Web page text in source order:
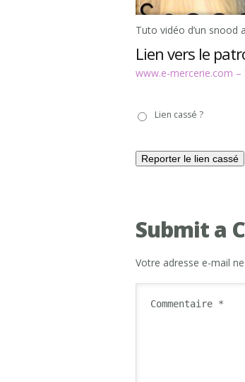
Tuto vidéo d’un snood
Lien vers le
www.e-mercerie.com –
casséLien cassé ?
Submit a
Votre adresse e-mail